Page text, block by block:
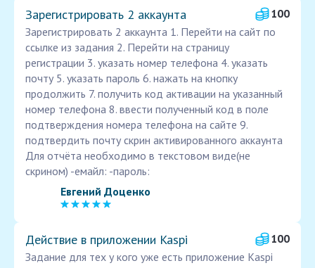
Зарегистрировать 2 аккаунта
100
Зарегистрировать 2 аккаунта 1. Перейти на сайт по
ссылке из задания 2. Перейти на страницу
регистрации 3. указать номер телефона 4. указать
почту 5. указать пароль 6. нажать на кнопку
продолжить 7. получить код активации на указанный
номер телефона 8. ввести полученный код в поле
подтверждения номера телефона на сайте 9.
подтвердить почту скрин активированного аккаунта
Для отчёта необходимо в текстовом виде(не
скрином) -емайл: -пароль:
Евгений Доценко
Действие в приложении Kaspi
100
Задание для тех у кого уже есть приложение Kaspi